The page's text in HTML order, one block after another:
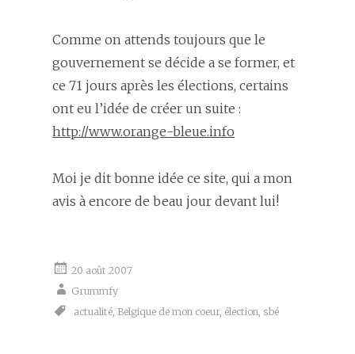
Comme on attends toujours que le
gouvernement se décide a se former, et
ce 71 jours après les élections, certains
ont eu l’idée de créer un suite :
http://www.orange-bleue.info
Moi je dit bonne idée ce site, qui a mon
avis à encore de beau jour devant lui!
20 août 2007
Grummfy
actualité, Belgique de mon coeur, élection, sbé